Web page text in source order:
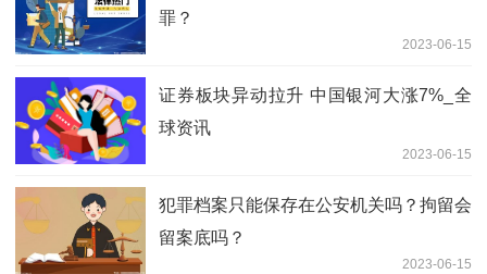
罪？
2023-06-15
证券板块异动拉升 中国银河大涨7%_全
球资讯
2023-06-15
犯罪档案只能保存在公安机关吗？拘留会
留案底吗？
2023-06-15